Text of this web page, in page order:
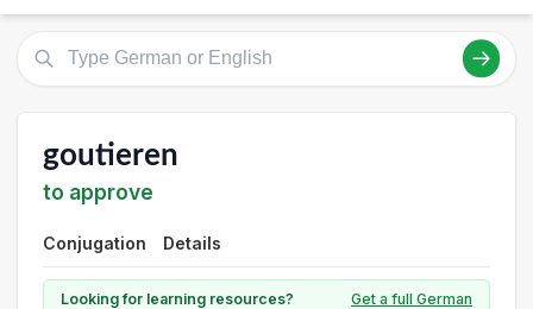
goutieren
to approve
Conjugation Details
Looking for learning resources?
Get a full German